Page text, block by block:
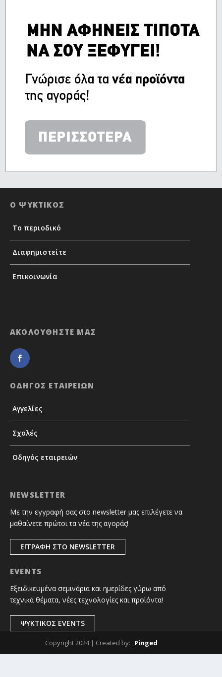
Ο ΨΥΚΤΙΚΟΣ
Το περιοδικό
Διαφημιστείτε
Επικοινωνία
ΑΚΟΛΟΥΘΗΣΤΕ ΜΑΣ
ΟΔΗΓΟΣ ΕΤΑΙΡΕΙΩΝ
Αγγελίες
Σχολές
Οδηγός εταιρειών
NEWSLETTER
Με την εγγραφή σας στο newsletter μας επιλέγετε να
μαθαίνετε πρώτοι τα νέα της αγοράς!
ΕΓΓΡΑΦΗ ΣΤΟ NEWSLETTER
EVENTS
Εξειδικευμένα σεμινάρια και ημερίδες γύρω από
τεχνικά θέματα, νέες τεχνολογίες και προϊόντα!
ΨΥΚΤΙΚΟΣ EVENTS
Copyright 2024 | Created by: _Pinged